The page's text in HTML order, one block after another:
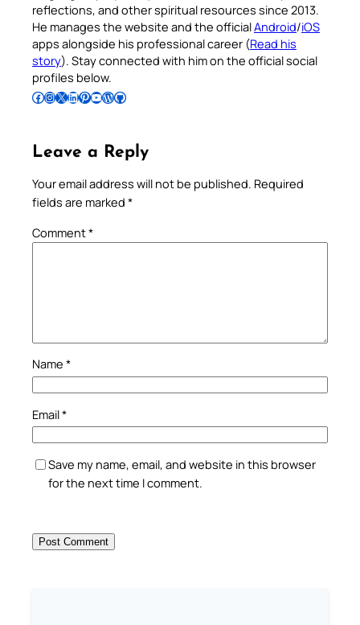
reflections, and other spiritual resources since 2013.
He manages the website and the officialAndroid/iOS
apps alongside his professional career (Read his
story). Stay connected with him on the official social
profiles below.
Follow Pradeep on Facebook Follow Pradeep on InstagramFollow Pradeep on X Follow Pradeep on LinkedIn Follow Pradeep on Pinterest Subscribe to Pradeep’s Youtube Channel Follow Pradeep on WordPress Follow Pradeep on GitHub
Leave a Reply
Your email address will not be published. Required
fields are marked *
Comment*
Name *
Email*
Save my name, email, and website in this browser
for the next time I comment.